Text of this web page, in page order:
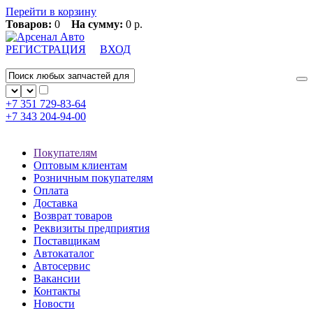
Перейти в корзину
Товаров: 0 На сумму: 0 р.
РЕГИСТРАЦИЯ ВХОД
+7 351 729-83-64
+7 343 204-94-00
Покупателям
Оптовым клиентам
Розничным покупателям
Оплата
Доставка
Возврат товаров
Реквизиты предприятия
Поставщикам
Автокаталог
Автосервис
Вакансии
Контакты
Новости